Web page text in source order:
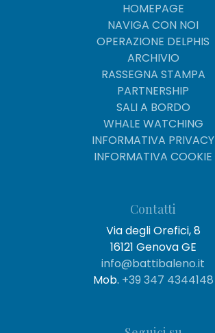
HOMEPAGE
NAVIGA CON NOI
OPERAZIONE DELPHIS
ARCHIVIO
RASSEGNA STAMPA
PARTNERSHIP
SALI A BORDO
WHALE WATCHING
INFORMATIVA PRIVACY
INFORMATIVA COOKIE
Contatti
Via degli Orefici, 8
16121 Genova GE
info@battibaleno.it
Mob. +39 347 4344148